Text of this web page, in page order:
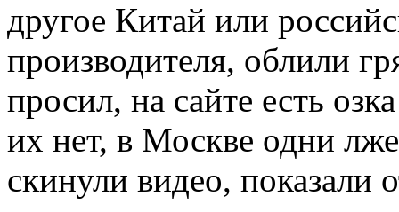
другое Китай или
производителя, облили
просил, на сайте есть
их нет, в Москве одни
скинули видео, показали